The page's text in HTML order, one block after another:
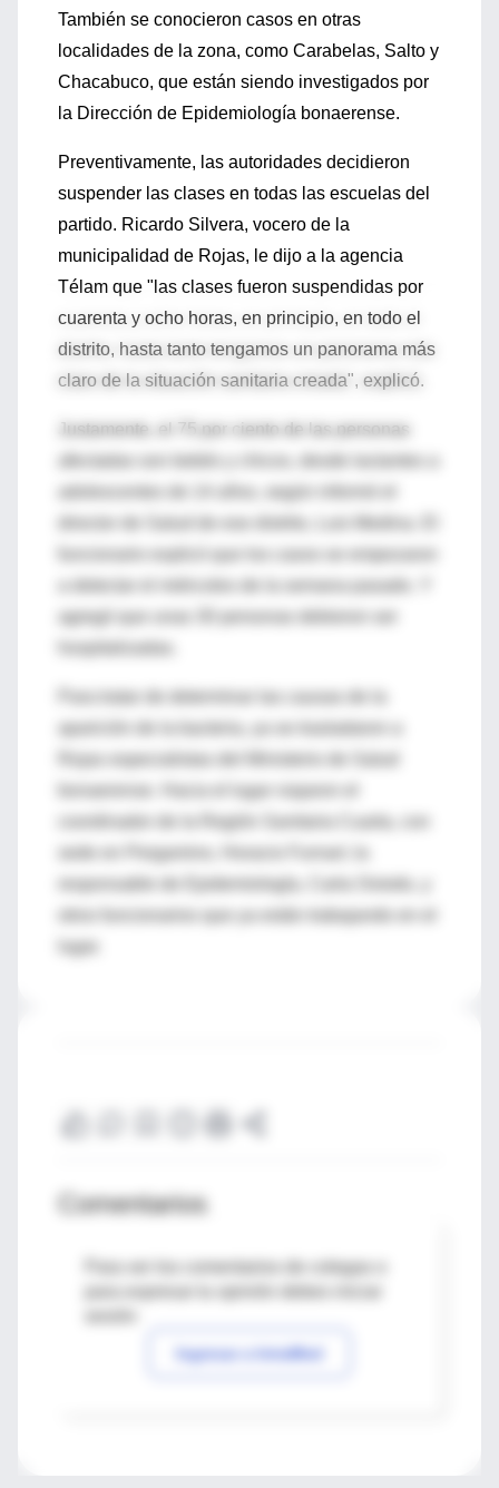
También se conocieron casos en otras
localidades de la zona, como Carabelas, Salto y
Chacabuco, que están siendo investigados por
la Dirección de Epidemiología bonaerense.
Preventivamente, las autoridades decidieron
suspender las clases en todas las escuelas del
partido. Ricardo Silvera, vocero de la
municipalidad de Rojas, le dijo a la agencia
Télam que "las clases fueron suspendidas por
cuarenta y ocho horas, en principio, en todo el
distrito, hasta tanto tengamos un panorama más
claro de la situación sanitaria creada", explicó.
Justamente, el 75 por ciento de las personas
adolescentes de 14 años, según informó el
funcionario explicó que los casos se empezaron
agregó que unas 30 personas debieron ser
aparición de la bacteria, ya se trasladaron a
bonaerense. Hacia el lugar viajaron el
coordinador de la Región Sanitaria Cuarta, con
sede en Pergamino, Horacio Furnari; la
responsable de Epidemiología, Carla Oviedo, y
lugar.
Comentarios
Para ver los comentarios de colegas o
Ingresar a IntraMed